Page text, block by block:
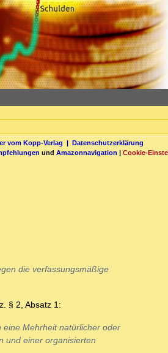
vom Kopp-Verlag | Datenschutzerklärung
und Amazonnavigation | Cookie-
die verfassungsmäßige
§ 2, Absatz 1:
eine Mehrheit natürlicher oder
und einer organisierten